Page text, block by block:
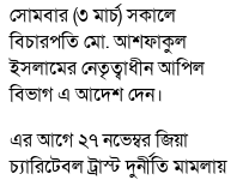
সোমবার (৩ মার্চ) সকালে
বিচারপতি মো. আশফাকুল
ইসলামের নেতৃত্বাধীন আপিল
বিভাগ এ আদেশ দেন।
এর আগে ২৭ নভেম্বর জিয়া
চ্যারিটেবল ট্রাস্ট দুর্নীতি মামলায়